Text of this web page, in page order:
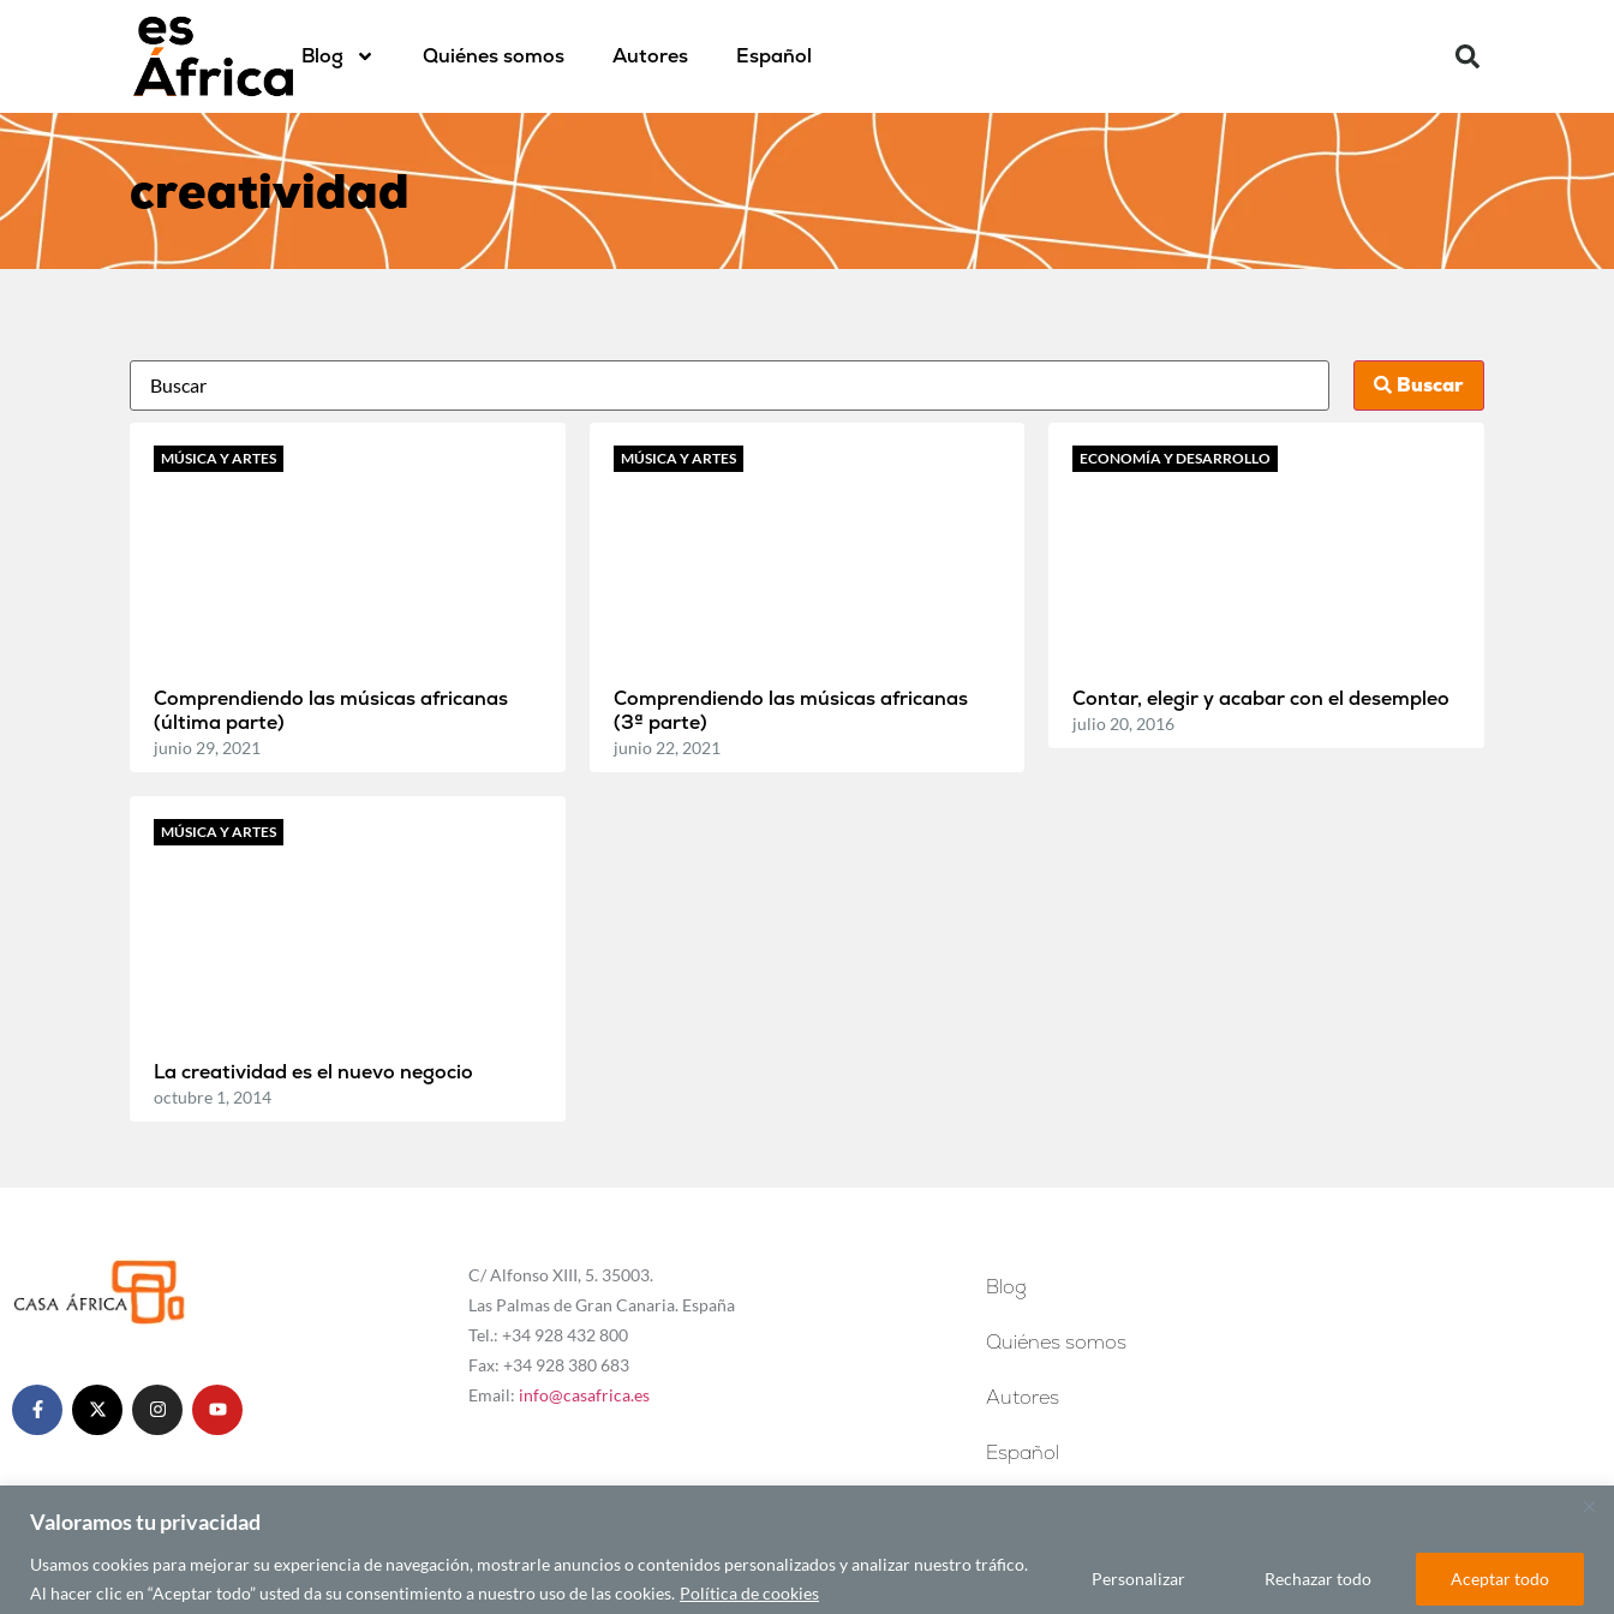
Valoramos tu privacidad
Usamos cookies para mejorar su experiencia de navegación, mostrarle anuncios o contenidos personalizados y analizar nuestro tráfico.
Al hacer clic en “Aceptar todo” usted da su consentimiento a nuestro uso de las cookies. Política de cookies
Personalizar Rechazar todo Aceptar todo
Blog Quiénes somos Autores Español
creatividad
Buscar
MÚSICA Y ARTES
Comprendiendo las músicas africanas
(última parte)
junio 29, 2021
MÚSICA Y ARTES
Comprendiendo las músicas africanas
(3ª parte)
junio 22, 2021
ECONOMÍA Y DESARROLLO
Contar, elegir y acabar con el desempleo
julio 20, 2016
MÚSICA Y ARTES
La creatividad es el nuevo negocio
octubre 1, 2014
C/ Alfonso XIII, 5. 35003.
Las Palmas de Gran Canaria. España
Tel.: +34 928 432 800
Fax: +34 928 380 683
Email: info@casafrica.es
Blog
Quiénes somos
Autores
Español
© 2025 CASA ÁFRICA Español BY LAWA